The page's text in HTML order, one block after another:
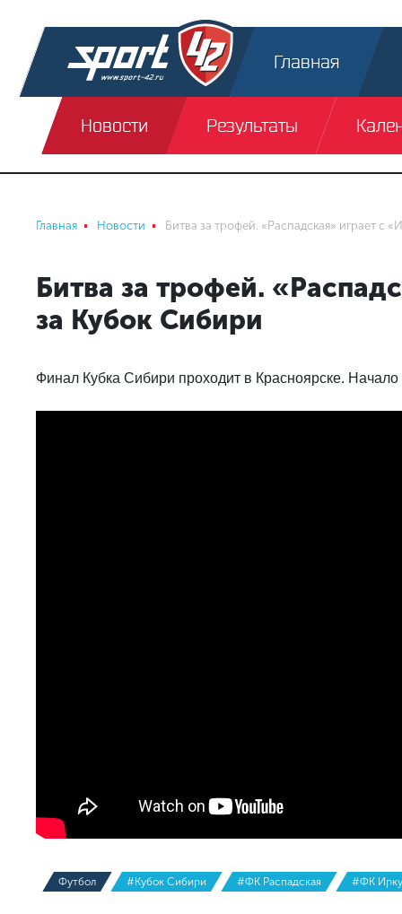
Главная
Новости Результаты
Главная Новости Битва за трофей. «Распадская» играет с
Битва за трофей.
за Кубок Сибири
Финал Кубка Сибири проходит в Красноярске. Начало
Футбол #Кубок Сибири #ФК Распадская #ФК